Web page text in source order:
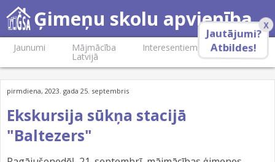
Ģimeņu skolu apvienība
Jaunumi Mājmācība
Latvijā
Interesentiem Biedriem
Jautājumi?
Atbildes!
X
pirmdiena, 2023. gada 25. septembris
Ekskursija sūkņa stacijā
"Baltezers"